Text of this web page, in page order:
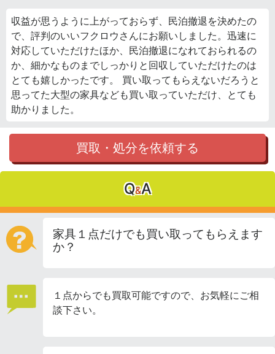
収益が思うように上がっておらず、民泊撤退を決めたの
で、評判のいいフクロウさんにお願いしました。迅速に
対応していただけたほか、民泊撤退になれておられるの
か、細かなものまでしっかりと回収していただけたのは
とても嬉しかったです。 買い取ってもらえないだろうと
思ってた大型の家具なども買い取っていただけ、とても
助かりました。
買取・処分を依頼する
Q&A
家具１点だけでも買い取ってもらえます
か？
１点からでも買取可能ですので、お気軽にご相
談下さい。